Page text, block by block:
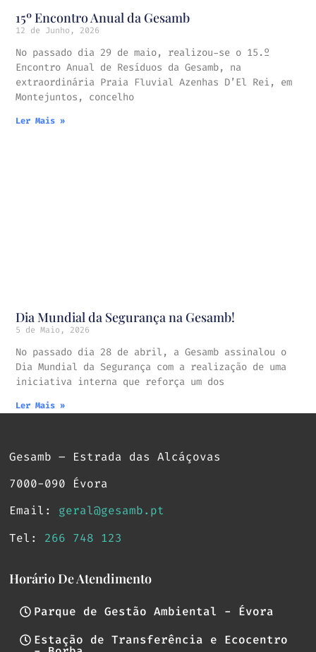
15º Encontro Anual da Gesamb
12 de Junho, 2026
No passado dia 29 de maio, realizou-se o 15.º
Encontro Anual de Resíduos da Gesamb, na
extraordinária Praia Fluvial Azenhas D’El Rei, em
Montejuntos, concelho
Ler Mais »
Dia Mundial da Segurança na Gesamb!
5 de Maio, 2026
No passado dia 28 de abril, a Gesamb assinalou o
Dia Mundial da Segurança com a realização de uma
iniciativa interna que reforça um dos
Ler Mais »
Gesamb – Estrada das Alcáçovas
7000-090 Évora
Email: geral@gesamb.pt
Tel: 266 748 123
Horário De Atendimento
Parque de Gestão Ambiental - Évora
Estação de Transferência e Ecocentro